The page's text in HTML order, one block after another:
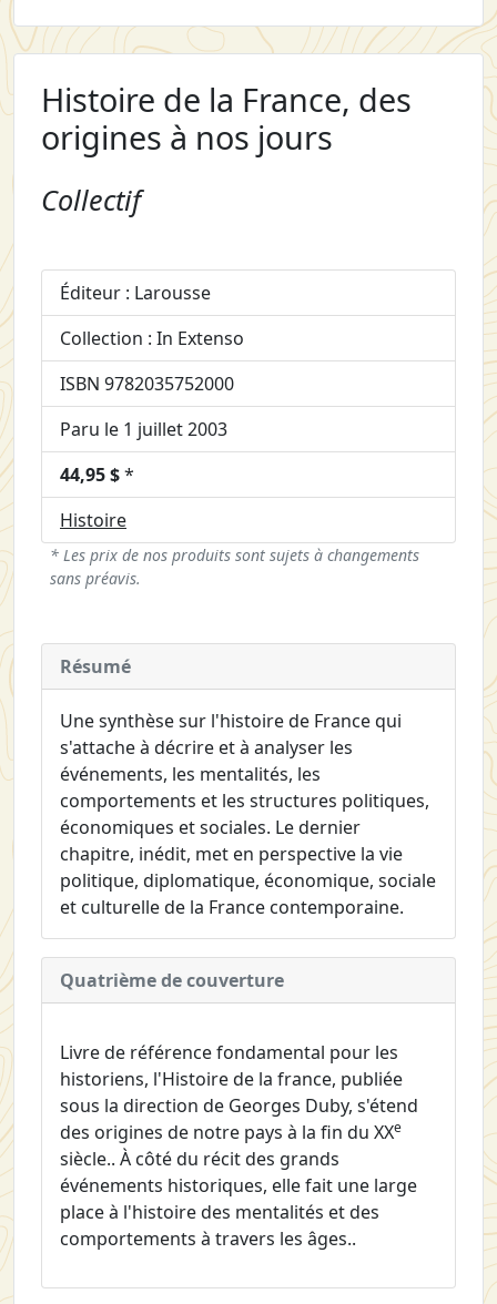
Histoire de la France, des
origines à nos jours
Collectif
Éditeur : Larousse
Collection : In Extenso
ISBN 9782035752000
Paru le 1 juillet 2003
44,95 $*
Histoire
* Les prix de nos produits sont sujets à changements
sans préavis.
Résumé
Une synthèse sur l'histoire de France qui
s'attache à décrire et à analyser les
événements, les mentalités, les
comportements et les structures politiques,
économiques et sociales. Le dernier
chapitre, inédit, met en perspective la vie
politique, diplomatique, économique, sociale
et culturelle de la France contemporaine.
Quatrième de couverture
Livre de référence fondamental pour les
historiens, l'Histoire de la france, publiée
sous la direction de Georges Duby, s'étend
des origines de notre pays à la fin du XXe
siècle.. À côté du récit des grands
événements historiques, elle fait une large
place à l'histoire des mentalités et des
comportements à travers les âges..